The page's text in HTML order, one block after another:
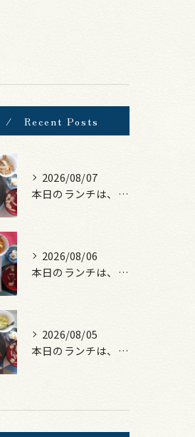
Recent Posts
2026/08/07
本日のランチは、黒毛和牛のチャプチェ！
2026/08/06
本日のランチは、照焼きチキン！
2026/08/05
本日のランチは、ロース豚カツ梅はさみ！